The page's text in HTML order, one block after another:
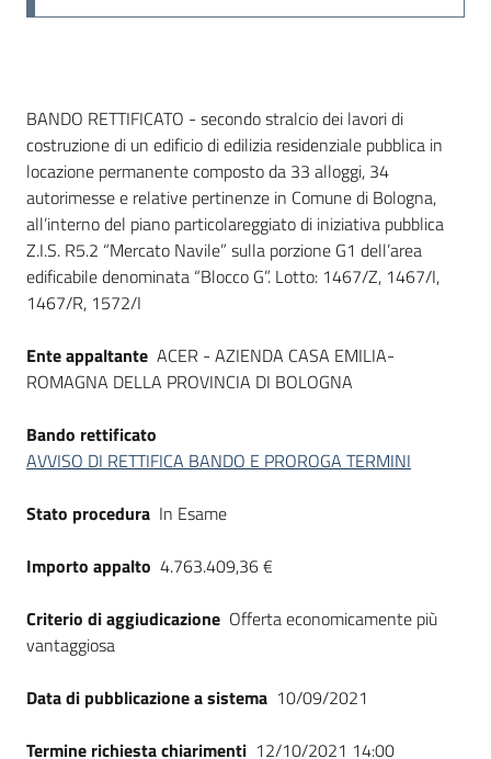
Seguici
su
Dati del bando
BANDO RETTIFICATO - secondo stralcio dei lavori di
costruzione di un edificio di edilizia residenziale pubblica in
locazione permanente composto da 33 alloggi, 34
autorimesse e relative pertinenze in Comune di Bologna,
all’interno del piano particolareggiato di iniziativa pubblica
Z.I.S. R5.2 “Mercato Navile” sulla porzione G1 dell’area
edificabile denominata “Blocco G”. Lotto: 1467/Z, 1467/I,
1467/R, 1572/I
Ente appaltante ACER - AZIENDA CASA EMILIA-
ROMAGNA DELLA PROVINCIA DI BOLOGNA
Bando rettificato
AVVISO DI RETTIFICA BANDO E PROROGA TERMINI
Stato procedura In Esame
Importo appalto 4.763.409,36 €
Criterio di aggiudicazione Offerta economicamente più
vantaggiosa
Data di pubblicazione a sistema 10/09/2021
Termine richiesta chiarimenti 12/10/2021 14:00